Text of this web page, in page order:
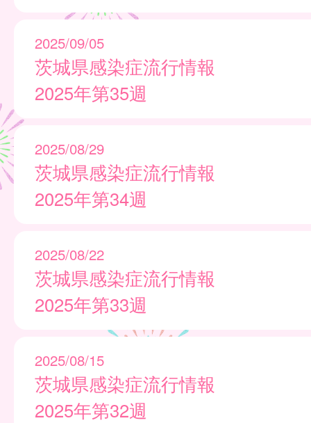
2025/09/05
茨城県感染症流行情報
2025年第35週
2025/08/29
茨城県感染症流行情報
2025年第34週
2025/08/22
茨城県感染症流行情報
2025年第33週
2025/08/15
茨城県感染症流行情報
2025年第32週